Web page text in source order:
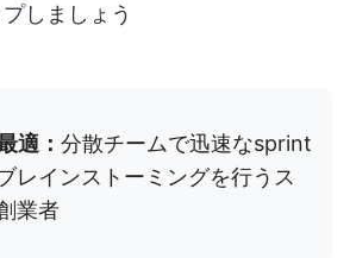
しましょう
適： 分散チームで迅速なsprint
レインストーミングを行うス
業者